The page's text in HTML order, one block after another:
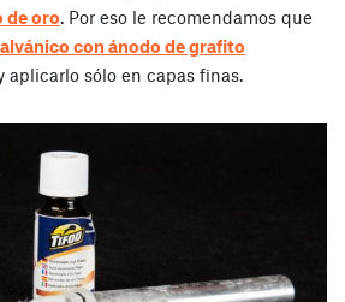
de oro. Por eso le recomendamos que
con ánodo de grafito
aplicarlo sólo en capas finas.